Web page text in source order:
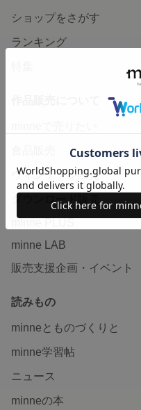
ショップをさがす
ランキング
ヴィンテージ販売
ダウンロード販売
minne LAB
販売支援企画・イベント
読みもの
minneとものづくりと
minne学習帖
ニュース
minneの本